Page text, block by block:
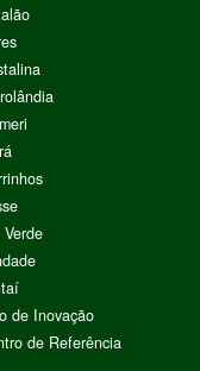
de Inovação
de Referência